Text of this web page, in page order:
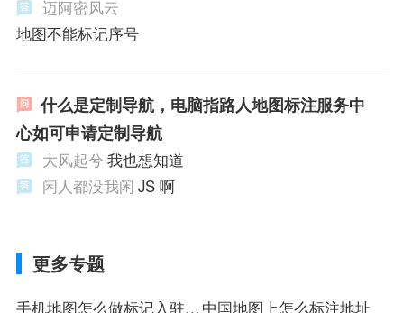
迈阿密风云
地图不能标记序号
什么是定制导航，电脑指路人地图标注服务中
心如可申请定制导航
大风起兮 我也想知道
闲人都没我闲 JS 啊
更多专题
手机地图怎么做标记入驻注 中国地图上怎么标注地址